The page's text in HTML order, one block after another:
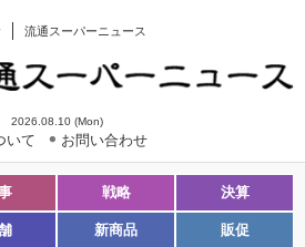
流通スーパーニュース
2026.08.10 (Mon)
いて お問い合わせ
戦略 決算
新商品 販促